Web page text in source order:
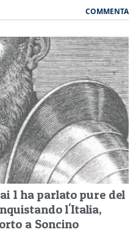
COMMENTA
1 ha parlato pure del
l'Italia,
a Soncino